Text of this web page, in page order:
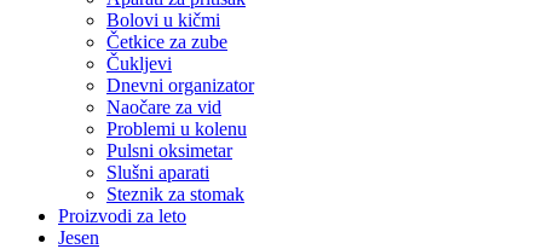
Bolovi u kičmi
Četkice za zube
Čukljevi
Dnevni organizator
Naočare za vid
Problemi u kolenu
Pulsni oksimetar
Slušni aparati
Steznik za stomak
Proizvodi za leto
Jesen